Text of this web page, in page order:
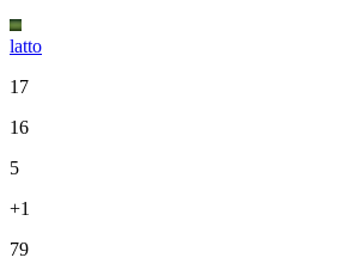
latto
17
16
5
+1
79